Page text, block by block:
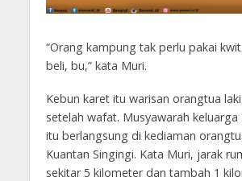
“Orang kampung tak perlu pakai
beli, bu,” kata Muri.
Kebun karet itu warisan orangtua
setelah wafat. Musyawarah keluarga
itu berlangsung di kediaman
Kuantan Singingi. Kata Muri, jarak
sekitar 5 kilometer dan tambah 1